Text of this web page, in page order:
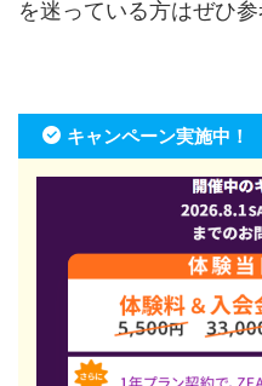
を迷っている方はぜひ
キャンペーン実施中！